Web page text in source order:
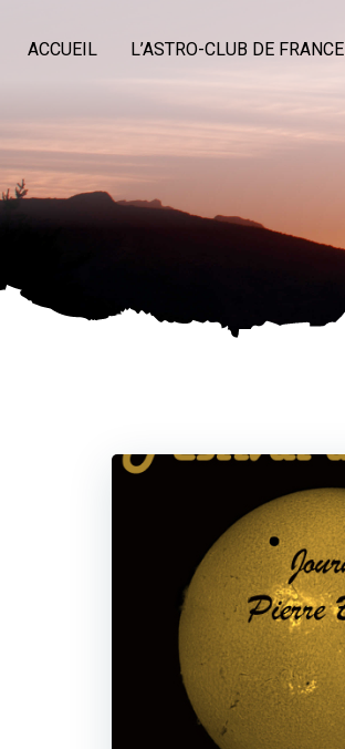
ACCUEIL L’ASTRO-CLUB DE FRANCE